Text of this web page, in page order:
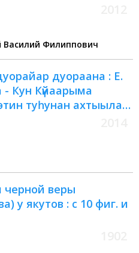
Филиппович
дуораана : Е.
Кун Күйаарыма
туһунан ахтыылар
бубна
веры
у якутов : с 10 фиг. и